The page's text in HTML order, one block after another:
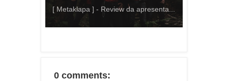
[ Metaklapa ] - Review da apresenta...
0 comments: